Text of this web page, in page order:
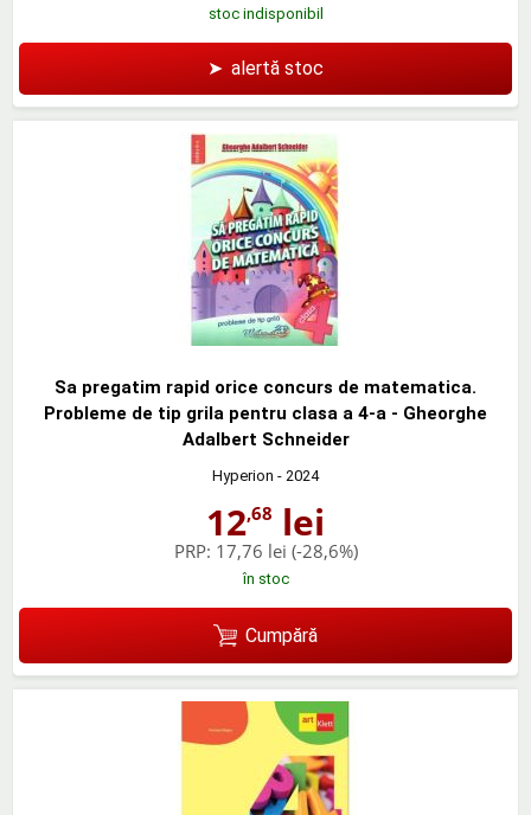
stoc indisponibil
➤ alertă stoc
Sa pregatim rapid orice concurs de matematica.
Probleme de tip grila pentru clasa a 4-a - Gheorghe
Adalbert Schneider
Hyperion - 2024
12,68 lei
PRP: 17,76 lei (-28,6%)
în stoc
Cumpără